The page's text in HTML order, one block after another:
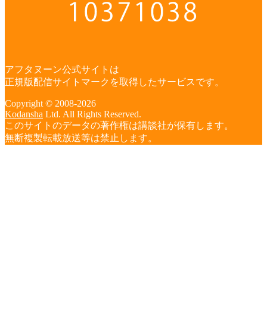
アフタヌーン公式サイトは
正規版配信サイトマークを取得したサービスです。
Copyright © 2008-2026
Kodansha Ltd. All Rights Reserved.
このサイトのデータの著作権は講談社が保有します。
無断複製転載放送等は禁止します。